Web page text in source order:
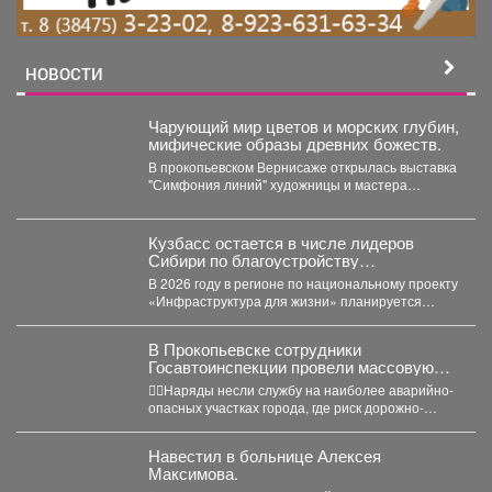
НОВОСТИ
Чарующий мир цветов и морских глубин,
мифические образы древних божеств.
В прокопьевском Вернисаже открылась выставка
"Симфония линий" художницы и мастера
Калугиной. ...
Кузбасс остается в числе лидеров
Сибири по благоустройству
общественных пространств.
В 2026 году в регионе по национальному проекту
«Инфраструктура для жизни» планируется
В Прокопьевске сотрудники
Госавтоинспекции провели массовую
проверку водителей
👮‍♂Наряды несли службу на наиболее аварийно-
опасных участках города, где риск дорожно-
Навестил в больнице Алексея
Максимова.